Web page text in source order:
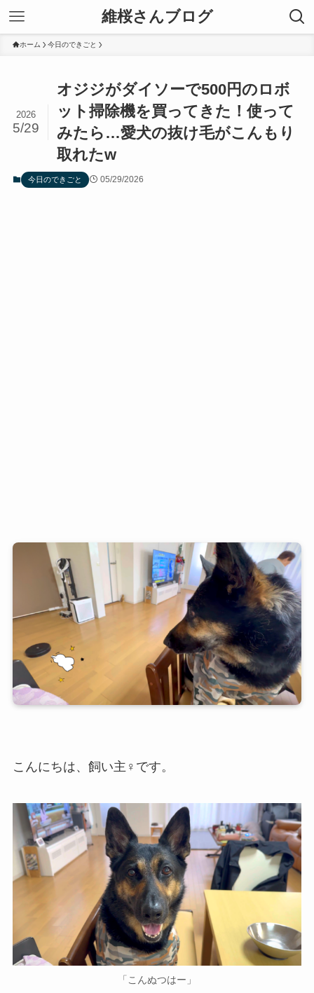
維桜さんブログ
ホーム 今日のできごと
オジジがダイソーで500円のロボ
ット掃除機を買ってきた！使って
みたら…愛犬の抜け毛がこんもり
取れたw
2026
5/29
今日のできごと 05/29/2026
こんにちは、飼い主♀です。
「こんぬつはー」